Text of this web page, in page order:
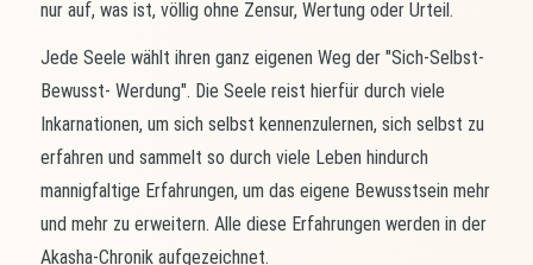
nur auf, was ist, völlig ohne Zensur, Wertung oder Urteil.
Jede Seele wählt ihren ganz eigenen Weg der "Sich-Selbst-
Bewusst- Werdung". Die Seele reist hierfür durch viele
Inkarnationen, um sich selbst kennenzulernen, sich selbst zu
erfahren und sammelt so durch viele Leben hindurch
mannigfaltige Erfahrungen, um das eigene Bewusstsein mehr
und mehr zu erweitern. Alle diese Erfahrungen werden in der
Akasha-Chronik aufgezeichnet.